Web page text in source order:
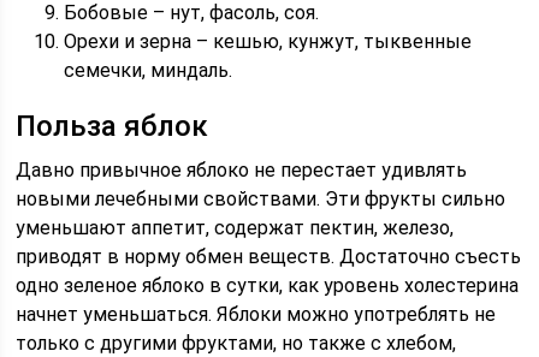
Бобовые – нут, фасоль, соя.
Орехи и зерна – кешью, кунжут, тыквенные
семечки, миндаль.
Польза яблок
Давно привычное яблоко не перестает удивлять
новыми лечебными свойствами. Эти фрукты сильно
уменьшают аппетит, содержат пектин, железо,
приводят в норму обмен веществ. Достаточно съесть
одно зеленое яблоко в сутки, как уровень холестерина
начнет уменьшаться. Яблоки можно употреблять не
только с другими фруктами, но также с хлебом,